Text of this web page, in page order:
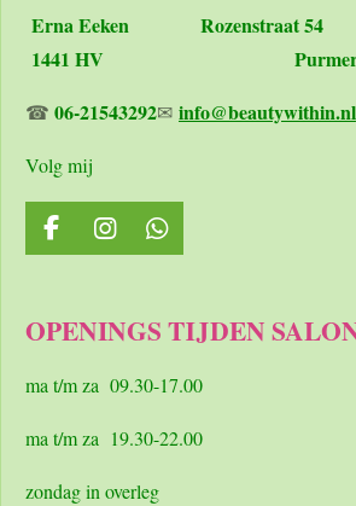
Erna Eeken Rozenstraat 54
1441 HV
☎ 06-21543292✉ info@beautywithin.nl
Volg mij
F
a
b
o
I
n
a
r
m
W
h
s
p
OPENINGS TIJDEN
ma t/m za 09.30-17.00
ma t/m za 19.30-22.00
zondag in overleg